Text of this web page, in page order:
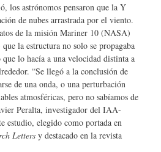
los astrónomos pensaron que la Y
de nubes arrastrada por el viento.
de la misión Mariner 10 (NASA)
la estructura no solo se propagaba
lo hacía a una velocidad distinta a
“Se llegó a la conclusión de
de una onda, o una perturbación
atmosféricas, pero no sabíamos de
Peralta, investigador del IAA-
estudio, elegido como portada en
Letters y destacado en la revista